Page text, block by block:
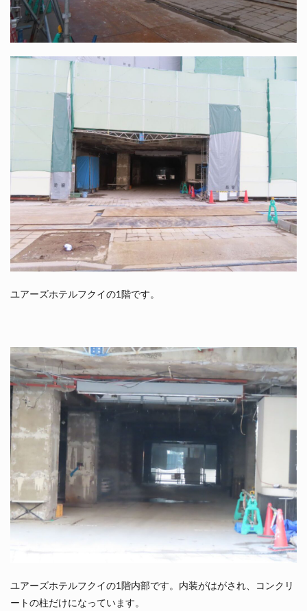
ユアーズホテルフクイの1階です。
ユアーズホテルフクイの1階内部です。内装がはがされ、コンクリ
ートの柱だけになっています。